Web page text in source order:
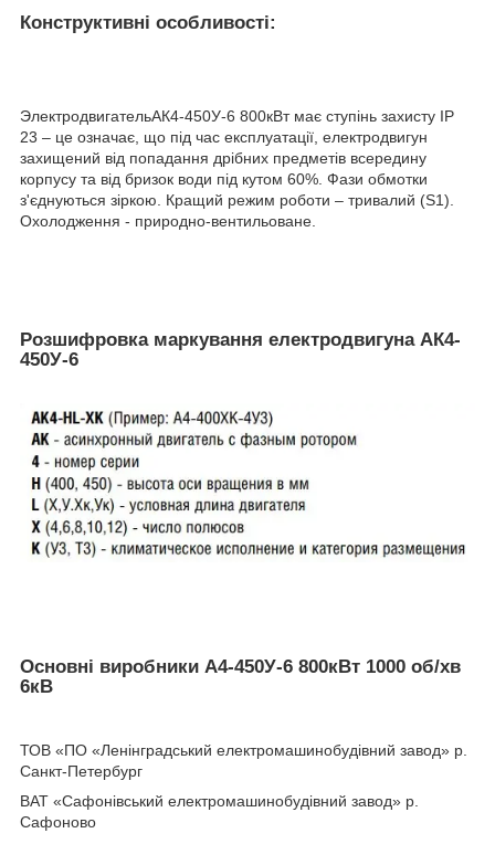
Конструктивні особливості:
ЭлектродвигательАК4-450У-6 800кВт має ступінь захисту IP
23 – це означає, що під час експлуатації, електродвигун
захищений від попадання дрібних предметів всередину
корпусу та від бризок води під кутом 60%. Фази обмотки
з'єднуються зіркою. Кращий режим роботи – тривалий (S1).
Охолодження - природно-вентильоване.
Розшифровка маркування електродвигуна АК4-
450У-6
Основні виробники A4-450У-6 800кВт 1000 об/хв
6кВ
ТОВ «ПО «Ленінградський електромашинобудівний завод» р.
Санкт-Петербург
ВАТ «Сафонівський електромашинобудівний завод» р.
Сафоново